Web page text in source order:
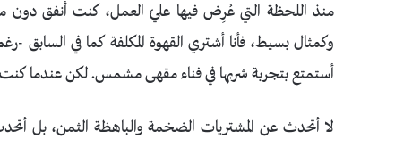
منذ اللحظة التي عُرِض فيها عليّ العمل، كنت أنفق دون
وكمثال بسيط، فأنا أشتري القهوة المكلفة كما في السابق -
أستمتع بتجربة شربها في فناء مقهى مشمس. لكن عندما كنت
لا أتحدث عن المشتريات الضخمة والباهظة الثمن، بل